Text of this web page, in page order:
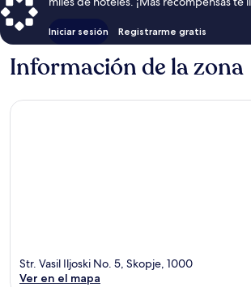
Iniciar sesión Registrarme gratis
Información de la zona
Str. Vasil Iljoski No. 5, Skopje, 1000
Ver en el mapa